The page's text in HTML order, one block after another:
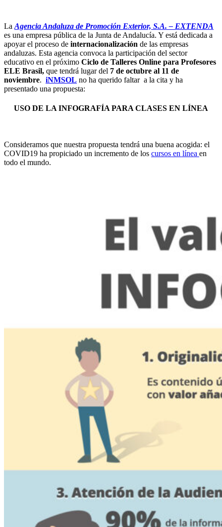
La Agencia Andaluza de Promoción Exterior, S.A. – EXTENDA
es una empresa pública de la Junta de Andalucía. Y está dedicada a
apoyar el proceso de internacionalización de las empresas
andaluzas. Esta agencia convoca la participación del sector
educativo en el próximo Ciclo de Talleres Online para Profesores
ELE Brasil, que tendrá lugar del 7 de octubre al 11 de
noviembre. iNMSOL no ha querido faltar a la cita y ha
presentado una propuesta:
USO DE LA INFOGRAFÍA PARA CLASES EN LÍNEA
Consideramos que nuestra propuesta tendrá una buena acogida: el
COVID19 ha propiciado un incremento de los cursos en línea en
todo el mundo.